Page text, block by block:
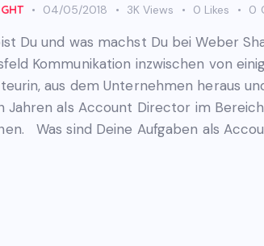
04/05/2018 3K Views 0 Likes 0
Du und was machst Du bei Weber
Kommunikation inzwischen von
aus dem Unternehmen heraus
Jahren als Account Director im
Was sind Deine Aufgaben als